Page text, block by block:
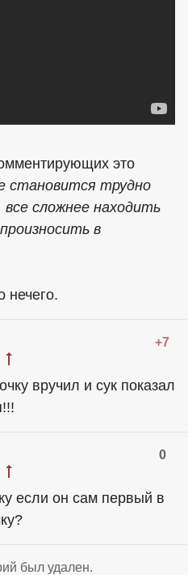
это
становится трудно
сложнее находить
в
нечего.
+7
вручил и сук показал
0
если он сам первый в
был удален.